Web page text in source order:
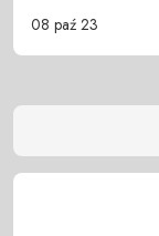
08 paź 23